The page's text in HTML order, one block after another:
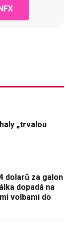
„trvalou
dolarů za galon
dopadá na
volbami do